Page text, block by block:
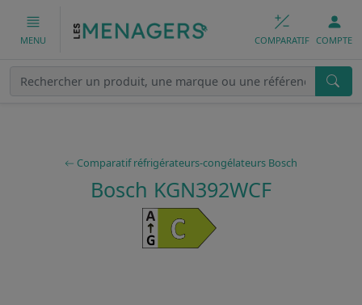
MENU COMPARATIF COMPTE
Comparatif réfrigérateurs-congélateurs Bosch
Bosch KGN392WCF